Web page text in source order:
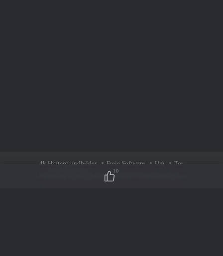
4k Hintergrundbilder Freie Software Um Tos
Mmopcgame.com
10